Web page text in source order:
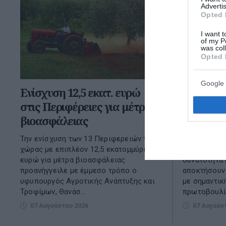
Opted
I want
of my
was
Opted
Google
Ενίσχυση 12,5 εκατ. ευρώ
στις Περιφέρειες για μέτρα
βιοασφάλειας
Την ενίσχυση των 13 Περιφερειών της
χώρας με επιπλέον 12,5 εκατομμύρια
ευρώ για μέτρα βιοασφάλειας
προανήγγειλε με έμμεσο τρόπο ο
υφυπουργός Αγροτικής Ανάπτυξης και
Τροφίμων, Θανάσ...
07 Αυγούστου 2026
Το ποσό,
Ένα
δυνατότητα
με
07